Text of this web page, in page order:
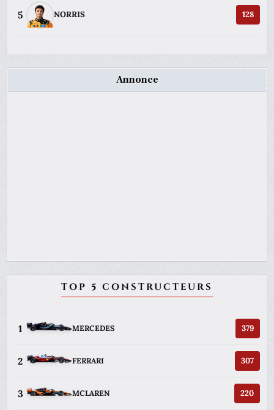
5 NORRIS 128
Annonce
TOP 5 CONSTRUCTEURS
1 MERCEDES 379
2 FERRARI 307
3 MCLAREN 220